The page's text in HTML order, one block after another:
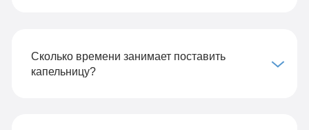
Сколько времени занимает поставить
капельницу?